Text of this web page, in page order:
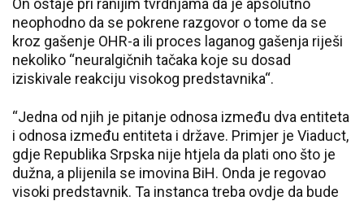
On ostaje pri ranijim tvrdnjama da je apsolutno
neophodno da se pokrene razgovor o tome da se
kroz gašenje OHR-a ili proces laganog gašenja riješi
nekoliko “neuralgičnih tačaka koje su dosad
iziskivale reakciju visokog predstavnika“.
“Jedna od njih je pitanje odnosa između dva entiteta
i odnosa između entiteta i države. Primjer je Viaduct,
gdje Republika Srpska nije htjela da plati ono što je
dužna, a plijenila se imovina BiH. Onda je regovao
visoki predstavnik. Ta instanca treba ovdje da bude